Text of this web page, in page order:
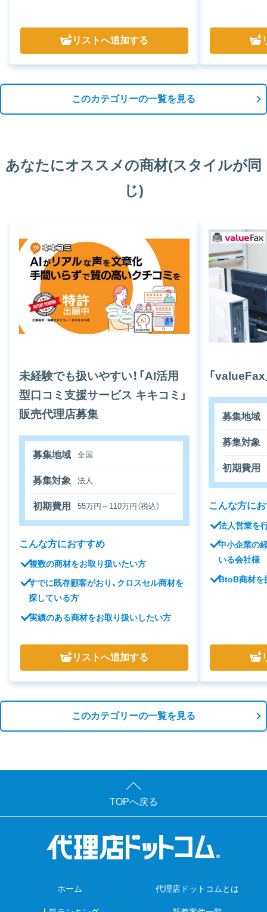
リストへ追加する
このカテゴリーの一覧を見る
あなたにオススメの商材(スタイルが同
じ)
未経験でも扱いやすい！「AI活用
型口コミ支援サービス キキコミ」
販売代理店募集
募集地域 全国
募集対象 法人
初期費用 55万円～110万円（税込）
こんな方におすすめ
複数の商材をお取り扱いたい方
すでに既存顧客がおり、クロスセル商材を
探している方
実績のある商材をお取り扱いしたい方
リストへ追加する
「
募集地域
募集対象
初期費用
こんな方に
法人営業を
中小企業の
いる会社様
BtoB商材を
このカテゴリーの一覧を見る
TOPへ戻る
ホーム 代理店ドットコムとは